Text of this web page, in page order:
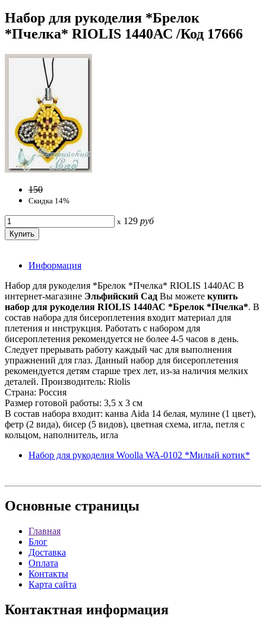
Набор для рукоделия *Брелок
*Пчелка* RIOLIS 1440АС /Код 17666
150
Скидка 14%
x 129 руб
Информация
Набор для рукоделия *Брелок *Пчелка* RIOLIS 1440АС В
интернет-магазине Эльфийский Сад Вы можете купить
набор для рукоделия RIOLIS 1440АС *Брелок *Пчелка*. В
состав набора для бисероплетения входит материал для
плетения и инструкция. Работать с набором для
бисероплетения рекомендуется не более 4-5 часов в день.
Следует прерывать работу каждый час для выполнения
упражнений для глаз. Данный набор для бисероплетения
рекомендуется детям старше трех лет, из-за наличия мелких
деталей. Производитель: Riolis
Страна: Россия
Размер готовой работы: 3,5 х 3 см
В состав набора входит: канва Aida 14 белая, мулине (1 цвет),
фетр (2 вида), бисер (5 видов), цветная схема, игла, петля с
кольцом, наполнитель, игла
Набор для рукоделия Woolla WA-0102 *Милый котик*
Основные страницы
Главная
Блог
Доставка
Оплата
Контакты
Карта сайта
Контактная информация